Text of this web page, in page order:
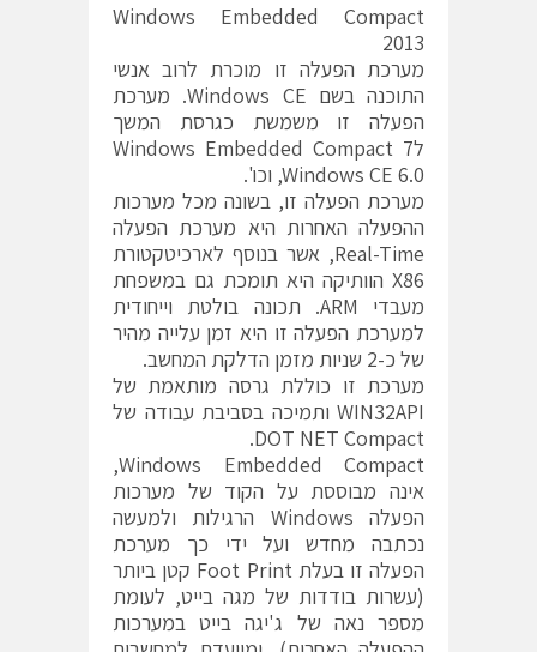
Windows Embedded Compact
2013
מערכת הפעלה זו מוכרת לרוב אנשי
התוכנה בשם Windows CE. מערכת
הפעלה זו משמשת כגרסת המשך
לWindows Embedded Compact 7
,Windows CE 6.0 וכו'.
מערכת הפעלה זו, בשונה מכל מערכות
ההפעלה האחרות היא מערכת הפעלה
Real-Time, אשר בנוסף לארכיטקטורת
X86 הוותיקה היא תומכת גם במשפחת
מעבדי ARM. תכונה בולטת וייחודית
למערכת הפעלה זו היא זמן עלייה מהיר
של כ-2 שניות מזמן הדלקת המחשב.
מערכת זו כוללת גרסה מותאמת של
WIN32API ותמיכה בסביבת עבודה של
DOT NET Compact.
Windows Embedded Compact,
אינה מבוססת על הקוד של מערכות
הפעלה Windows הרגילות ולמעשה
נכתבה מחדש ועל ידי כך מערכת
הפעלה זו בעלת Foot Print קטן ביותר
(עשרות בודדות של מגה בייט, לעומת
מספר נאה של ג'יגה בייט במערכות